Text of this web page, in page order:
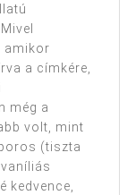
amikor
a címkére,
még a
volt, mint
(tiszta
kedvence,